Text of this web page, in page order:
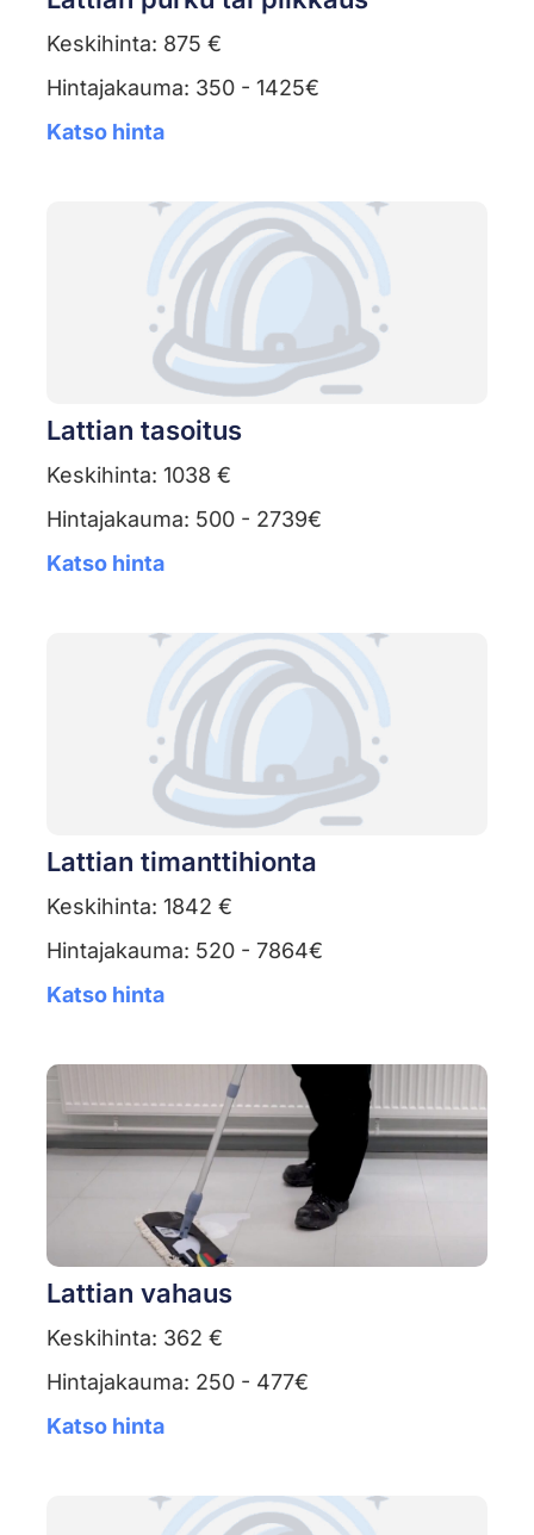
Keskihinta: 875 €
Hintajakauma: 350 - 1425€
Katso hinta
Lattian tasoitus
Keskihinta: 1038 €
Hintajakauma: 500 - 2739€
Katso hinta
Lattian timanttihionta
Keskihinta: 1842 €
Hintajakauma: 520 - 7864€
Katso hinta
Lattian vahaus
Keskihinta: 362 €
Hintajakauma: 250 - 477€
Katso hinta